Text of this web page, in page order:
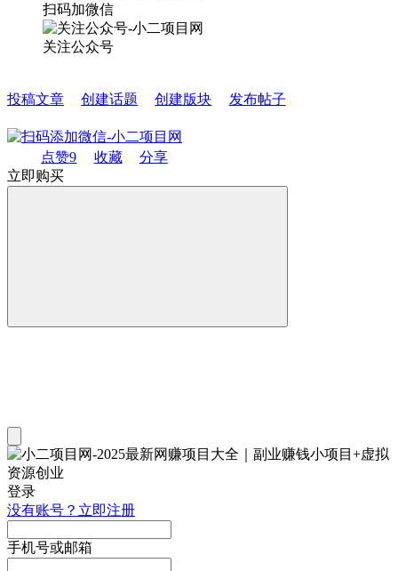
扫码加微信
关注公众号
投稿文章 创建话题 创建版块 发布帖子
点赞9 收藏
分享
立即购买
登录
没有账号？立即注册
手机号或邮箱